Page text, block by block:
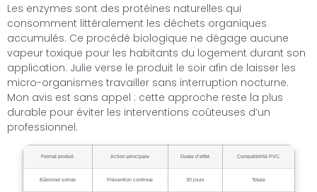
Les enzymes sont des protéines naturelles qui
consomment littéralement les déchets organiques
accumulés. Ce procédé biologique ne dégage aucune
vapeur toxique pour les habitants du logement durant son
application. Julie verse le produit le soir afin de laisser les
micro-organismes travailler sans interruption nocturne.
Mon avis est sans appel : cette approche reste la plus
durable pour éviter les interventions coûteuses d’un
professionnel.
Format produit Action principale Durée d’effet Compatibilité PVC
Bâtonnet solide Prévention continue 30 jours Totale